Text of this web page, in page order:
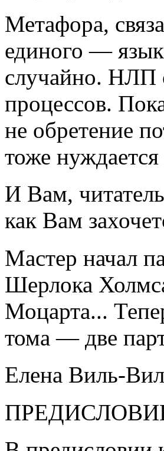
Метафора,
единого —
случайно. НЛП
процессов.
не обретение
тоже
И Вам,
как Вам
Мастер начал
Шерлока
Моцарта...
тома — две
Елена Виль-